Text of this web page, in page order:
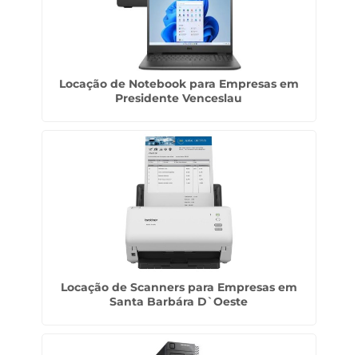
Locação de Notebook para Empresas em
Presidente Venceslau
Locação de Scanners para Empresas em
Santa Barbára D`Oeste